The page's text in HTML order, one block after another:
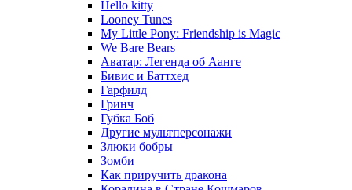
Hello kitty
Looney Tunes
My Little Pony: Friendship is Magic
We Bare Bears
Аватар: Легенда об Аанге
Бивис и Баттхед
Гарфилд
Гринч
Губка Боб
Другие мультперсонажи
Злюки бобры
Зомби
Как приручить дракона